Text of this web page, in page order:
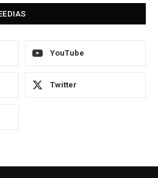
YouTube
Twitter